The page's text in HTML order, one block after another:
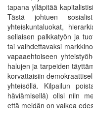
tapana ylläpitää
Tästä johtuen
yhteiskuntaluokat,
sellaisen palkkatyön ja
tai vaihdettavaksi
vapaaehtoiseen
halujen ja tarpeiden
korvattaisiin
yhteisöllä. Kilpailun
häviämisellä) olisi niin
että meidän on vaikea